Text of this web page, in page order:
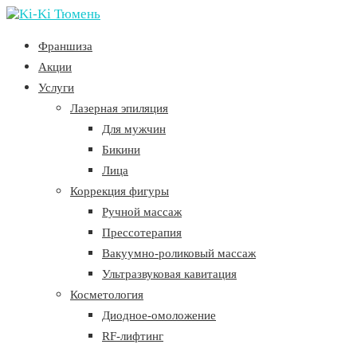
Франшиза
Акции
Услуги
Лазерная эпиляция
Для мужчин
Бикини
Лица
Коррекция фигуры
Ручной массаж
Прессотерапия
Вакуумно-роликовый массаж
Ультразвуковая кавитация
Косметология
Диодное-омоложение
RF-лифтинг